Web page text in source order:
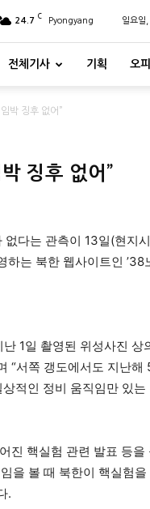
24.7 C Pyongyang 일요
전체기사 기획 오
박 징후 없어”
징후 없어”
다는 관측이 13일(현지
는 북한 웹사이트인 ’38
1일 촬영된 위성사진
“서쪽 갱도에서도 지난
적인 정비 움직임만 있
진 핵실험 관련 발표 등
을 볼 때 북한이 핵실험
.